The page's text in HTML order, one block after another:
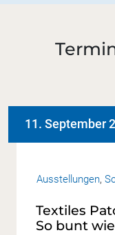
Ausstellungen,
11. September
Textiles
So bunt